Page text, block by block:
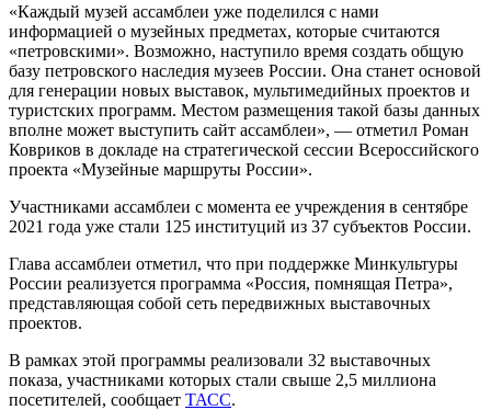
«Каждый музей ассамблеи уже поделился с нами
информацией о музейных предметах, которые считаются
«петровскими». Возможно, наступило время создать общую
базу петровского наследия музеев России. Она станет основой
для генерации новых выставок, мультимедийных проектов и
туристских программ. Местом размещения такой базы данных
вполне может выступить сайт ассамблеи», — отметил Роман
Ковриков в докладе на стратегической сессии Всероссийского
проекта «Музейные маршруты России».
Участниками ассамблеи с момента ее учреждения в сентябре
2021 года уже стали 125 институций из 37 субъектов России.
Глава ассамблеи отметил, что при поддержке Минкультуры
России реализуется программа «Россия, помнящая Петра»,
представляющая собой сеть передвижных выставочных
проектов.
В рамках этой программы реализовали 32 выставочных
показа, участниками которых стали свыше 2,5 миллиона
посетителей, сообщает ТАСС.